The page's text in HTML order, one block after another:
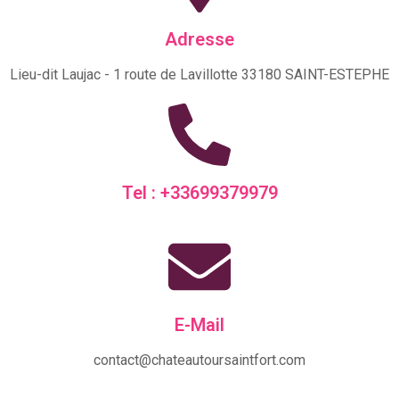
Adresse
Lieu-dit Laujac - 1 route de Lavillotte 33180 SAINT-ESTEPHE
Tel : +33699379979
E-Mail
contact@chateautoursaintfort.com